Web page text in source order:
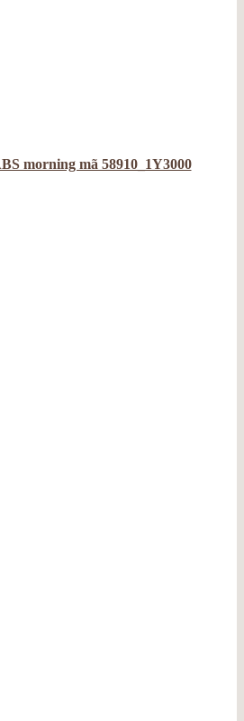
morning mã 58910_1Y3000